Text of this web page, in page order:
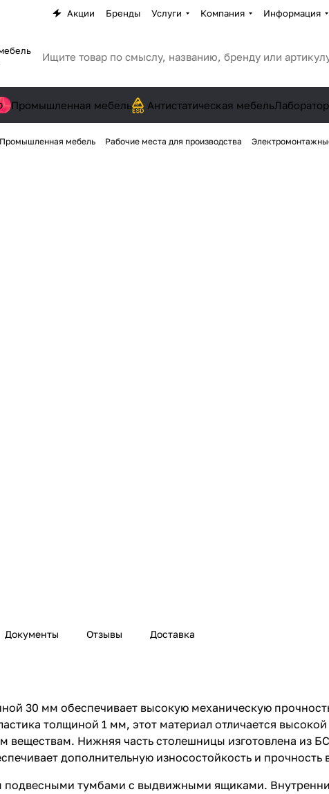
Акции Бренды Услуги Компания Информация
Промышленная мебель Антистатическая мебель
Промышленная мебель Рабочие места для производства
Документы Отзывы Доставка
30 мм обеспечивает высокую механическую
толщиной 1 мм, этот материал отличается
веществам. Нижняя часть столешницы изготовлена из
дополнительную износостойкость и прочность
подвесными тумбами с выдвижными ящиками.